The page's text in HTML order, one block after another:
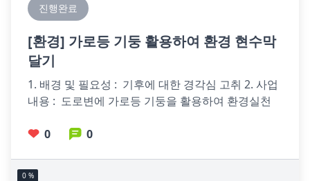
진행완료
[환경] 가로등 기둥 활용하여 환경 현수막
달기
1. 배경 및 필요성 :  기후에 대한 경각심 고취 2. 사업
내용 :  도로변에 가로등 기둥을 활용하여 환경실천
0
0
0 %